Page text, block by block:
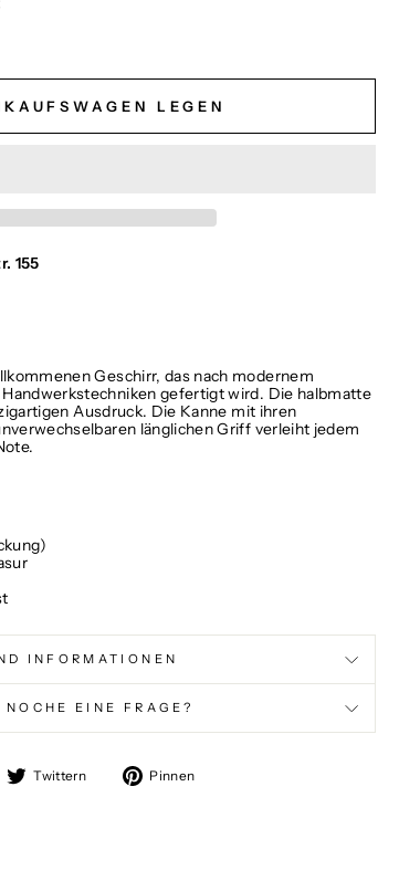
LEGEN
155
Geschirr, das nach modernem
gefertigt wird. Die halbmatte
Ausdruck. Die Kanne mit ihren
länglichen Griff verleiht jedem
INFORMATIONEN
NOCHE EINE FRAGE?
Twittern
Auf
Twitter
Pinnen